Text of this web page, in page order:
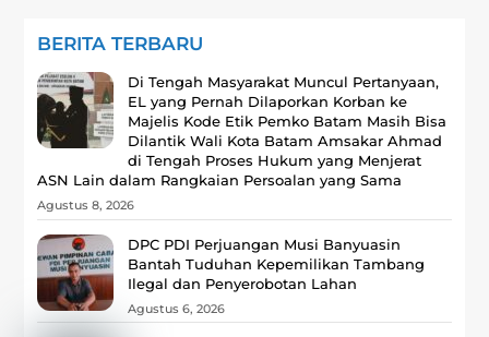
BERITA TERBARU
Di Tengah Masyarakat Muncul Pertanyaan,
EL yang Pernah Dilaporkan Korban ke
Majelis Kode Etik Pemko Batam Masih Bisa
Dilantik Wali Kota Batam Amsakar Ahmad
di Tengah Proses Hukum yang Menjerat
ASN Lain dalam Rangkaian Persoalan yang Sama
Agustus 8, 2026
DPC PDI Perjuangan Musi Banyuasin
Bantah Tuduhan Kepemilikan Tambang
Ilegal dan Penyerobotan Lahan
Agustus 6, 2026